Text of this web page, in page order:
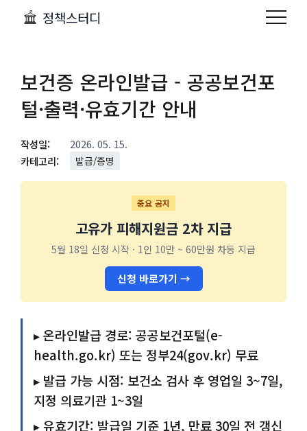
정책스터디
보건증 온라인발급 - 공공보건포
털·출력·유효기간 안내
작성일:
2026. 05. 15.
카테고리:
발급/증명
중요 공지
고유가 피해지원금 2차 지급
5월 18일 신청 시작 · 1인 10만 ~ 60만원 차등 지급
신청 바로가기 →
▸ 온라인발급 경로: 공공보건포털(e-
health.go.kr) 또는 정부24(gov.kr) 무료
▸ 발급 가능 시점: 보건소 검사 후 영업일 3~7일,
지정 의료기관 1~3일
▸ 유효기간: 발급일 기준 1년, 만료 30일 전 갱신